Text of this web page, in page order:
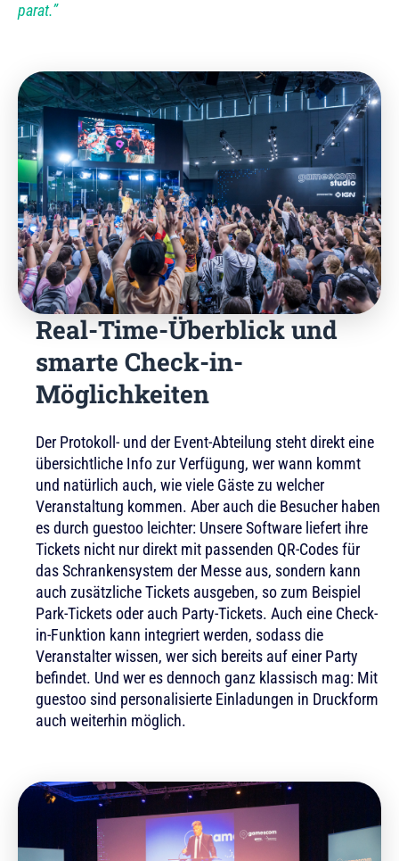
parat.
Real-Time-Überblick und
smarte Check-in-
Möglichkeiten
Der Protokoll- und der Event-Abteilung steht direkt eine
übersichtliche Info zur Verfügung, wer wann kommt
und natürlich auch, wie viele Gäste zu welcher
Veranstaltung kommen. Aber auch die Besucher haben
es durch guestoo leichter: Unsere Software liefert ihre
Tickets nicht nur direkt mit passenden QR-Codes für
das Schrankensystem der Messe aus, sondern kann
auch zusätzliche Tickets ausgeben, so zum Beispiel
Park-Tickets oder auch Party-Tickets. Auch eine Check-
in-Funktion kann integriert werden, sodass die
Veranstalter wissen, wer sich bereits auf einer Party
befindet. Und wer es dennoch ganz klassisch mag: Mit
guestoo sind personalisierte Einladungen in Druckform
auch weiterhin möglich.